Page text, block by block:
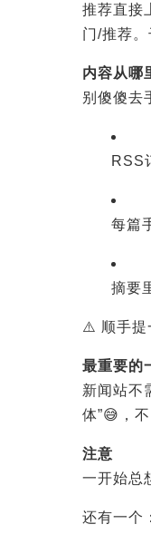
推荐直接
门/推荐。
内容从哪
别傻傻去
RSS
每篇
摘要
⚠️ 顺手提
最重要的
新闻站不
体”😅，
注意
一开始总
还有一个